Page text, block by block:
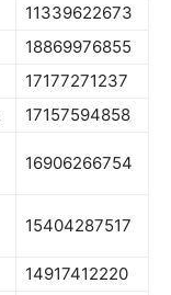
11339622673
18869976855
17177271237
17157594858
16906266754
15404287517
14917412220